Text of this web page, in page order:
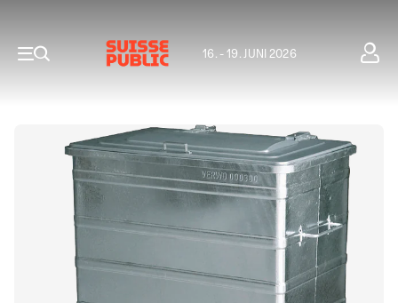
16. - 19. JUNI 2026